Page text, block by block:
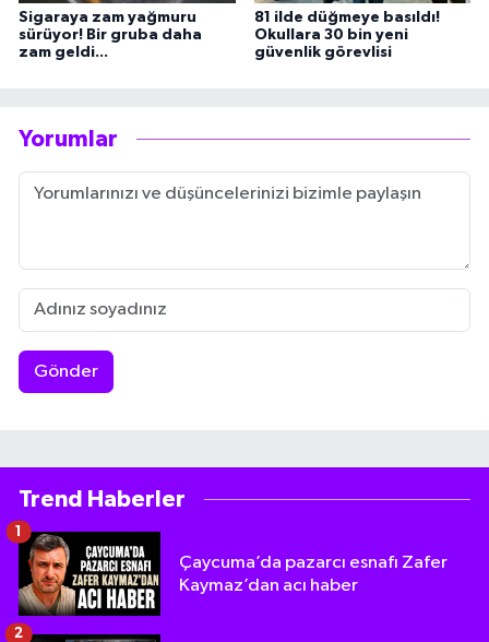
Sigaraya zam yağmuru
sürüyor! Bir gruba daha
zam geldi...
81 ilde düğmeye basıldı!
Okullara 30 bin yeni
güvenlik görevlisi
Yorumlar
Gönder
Trend Haberler
Çaycuma’da pazarcı esnafı Zafer
Kaymaz’dan acı haber
1
2